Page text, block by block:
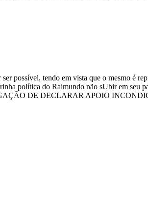
possível, tendo em vista que o mesmo é
política do Raimundo não sUbir em seu
DE DECLARAR APOIO